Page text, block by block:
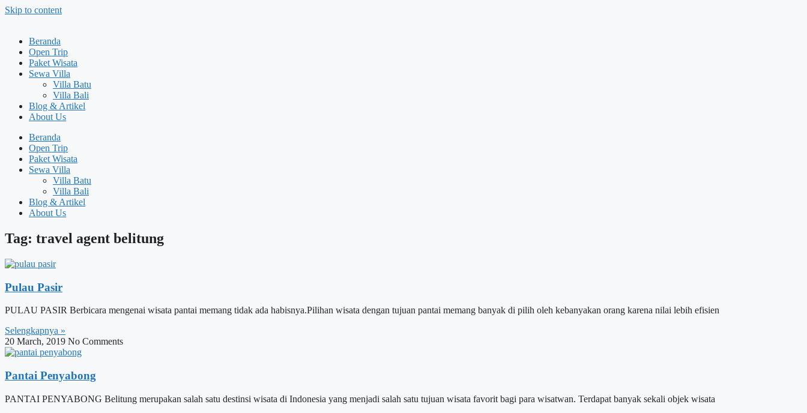
Skip to content
Beranda
Open Trip
Paket Wisata
Sewa Villa
Villa Batu
Villa Bali
Blog & Artikel
About Us
Beranda
Open Trip
Paket Wisata
Sewa Villa
Villa Batu
Villa Bali
Blog & Artikel
About Us
Tag: travel agent belitung
Pulau Pasir
PULAU PASIR Berbicara mengenai wisata pantai memang tidak ada habisnya.Pilihan wisata dengan tujuan pantai memang banyak di pilih oleh kebanyakan orang karena nilai lebih efisien
Selengkapnya »
20 March, 2019 No Comments
Pantai Penyabong
PANTAI PENYABONG Belitung merupakan salah satu destinsi wisata di Indonesia yang menjadi salah satu tujuan wisata favorit bagi para wisatwan. Terdapat banyak sekali objek wisata